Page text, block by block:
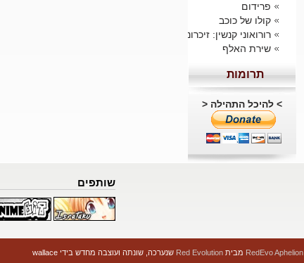
פרידום
קולו של כוכב
רורואוני קנשין: זיכרונות
שירת האלף
תרומות
> להיכל התהילה <
שותפים
RedEvo Aphelion מבית Red Evolution שנערכה, שונתה ועוצבה מחדש בידי wallace